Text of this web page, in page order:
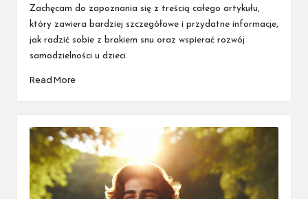
Zachęcam do zapoznania się z treścią całego artykułu,
który zawiera bardziej szczegółowe i przydatne informacje,
jak radzić sobie z brakiem snu oraz wspierać rozwój
samodzielności u dzieci.
Read More